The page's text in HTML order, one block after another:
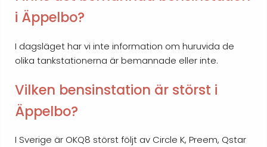
i Äppelbo?
I dagsläget har vi inte information om huruvida de
olika tankstationerna är bemannade eller inte.
Vilken bensinstation är störst i
Äppelbo?
I Sverige är OKQ8 störst följt av Circle K, Preem, Qstar